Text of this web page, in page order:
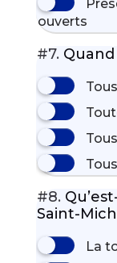
ouverts
#7.
#8.
Saint-
La